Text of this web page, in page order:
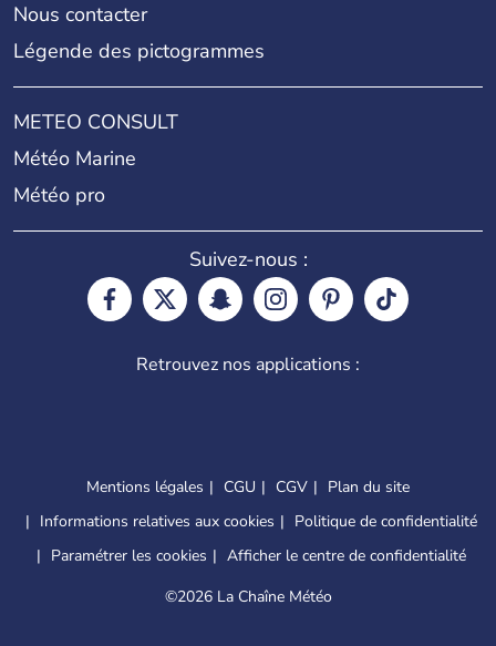
Nous contacter
Légende des pictogrammes
METEO CONSULT
Météo Marine
Météo pro
Suivez-nous :
Retrouvez nos applications :
Mentions légales CGU CGV
Plan du site
Informations relatives aux cookies
Politique de confidentialité
Paramétrer les cookies
Afficher le centre de confidentialité
©2026 La Chaîne Météo